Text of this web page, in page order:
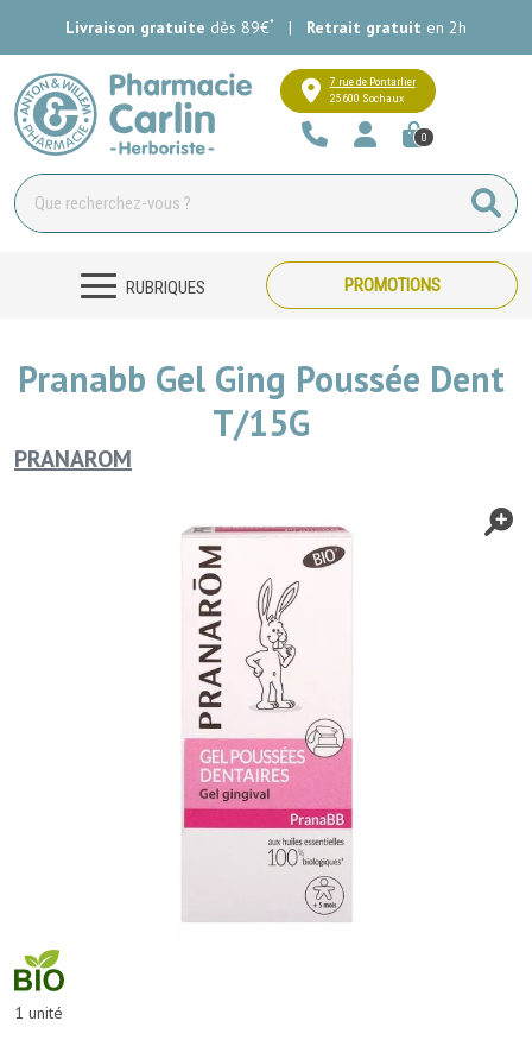
Livraison gratuite dès 89€* | Retrait gratuit en 2h
Pharmacie Carlin Votre
7 rue de Pontarlier
25600 Sochaux
0
RUBRIQUES PROMOTIONS
Pranabb Gel Ging Poussée Dent
T/15G
PRANAROM
1 unité